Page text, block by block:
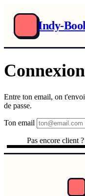
Indy-
Connexion
Entre ton email, on
de passe.
Ton email
Pas encore client ?